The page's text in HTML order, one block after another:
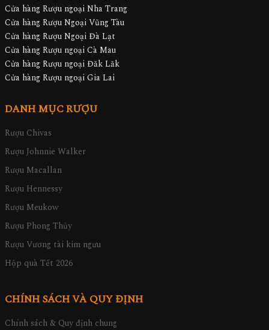
Cửa hàng Rượu ngoại Nha Trang
Cửa hàng Rượu Ngoại Vũng Tàu
Cửa hàng Rượu Ngoại Đà Lạt
Cửa hàng Rượu ngoại Cà Mau
Cửa hàng Rượu ngoại Đăk Lăk
Cửa hàng Rượu ngoại Gia Lai
DANH MỤC RƯỢU
Rượu Chivas
Rượu Johnnie Walker
Rượu Macallan
Rượu Hennessy
Rượu Meukow
Rượu Phong Thủy
Rượu Vương tài kim ngưu
Hộp quà Tết 2026
CHÍNH SÁCH VÀ QUY ĐỊNH
Chính sách & Quy định chung